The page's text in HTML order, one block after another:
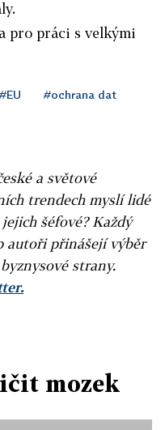
pro práci s velkými
#EU #ochrana dat
a světové
trendech myslí lidé
šéfové? Každý
autoři přinášejí výběr
strany.
mozek